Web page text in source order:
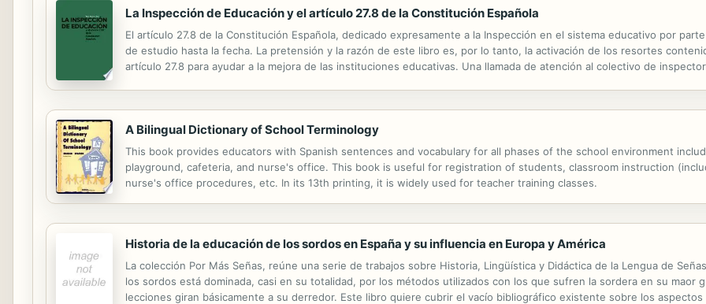
La Inspección de Educación y el artículo 27.8 de la Constitución Española
El artículo 27.8 de la Constitución Española, dedicado expresamente a la Inspección en el sistema educativo por
de estudio hasta la fecha. La pretensión y la razón de este libro es, por lo tanto, la activación de los resortes
artículo 27.8 para ayudar a la mejora de las instituciones educativas. Una llamada de atención al colectivo de
A Bilingual Dictionary of School Terminology
This book provides educators with Spanish sentences and vocabulary for all phases of the school environment
playground, cafeteria, and nurse's office. This book is useful for registration of students, classroom instruction
nurse's office procedures, etc. In its 13th printing, it is widely used for teacher training classes.
Historia de la educación de los sordos en España y su influencia en Europa y América
La colección Por Más Señas, reúne una serie de trabajos sobre Historia, Lingüística y Didáctica de la Lengua de
los sordos está dominada, casi en su totalidad, por los métodos utilizados con los que sufren la sordera en su maor
lecciones giran básicamente a su derredor. Este libro quiere cubrir el vacío bibliográfico existente sobre los